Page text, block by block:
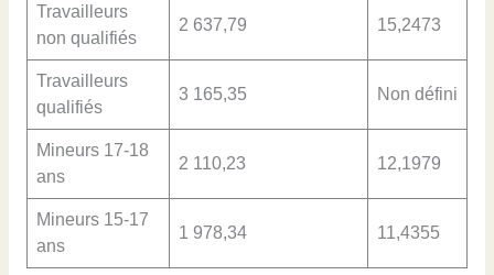
Travailleurs
non qualifiés
2 637,79 15,2473
Travailleurs
qualifiés
3 165,35 Non défini
Mineurs 17-18
ans
2 110,23 12,1979
Mineurs 15-17
ans
1 978,34 11,4355